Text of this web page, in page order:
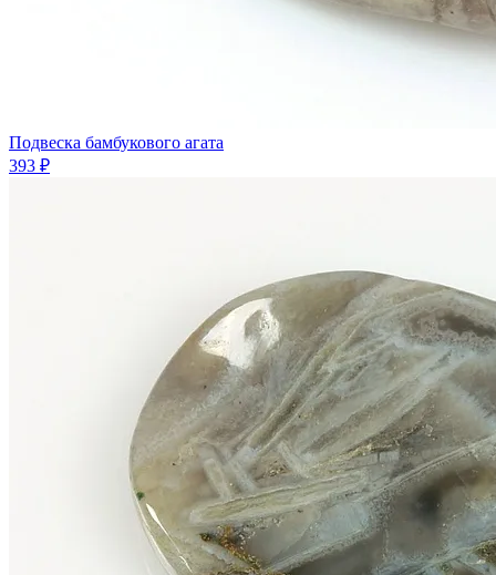
Подвеска бамбукового агата
393 ₽